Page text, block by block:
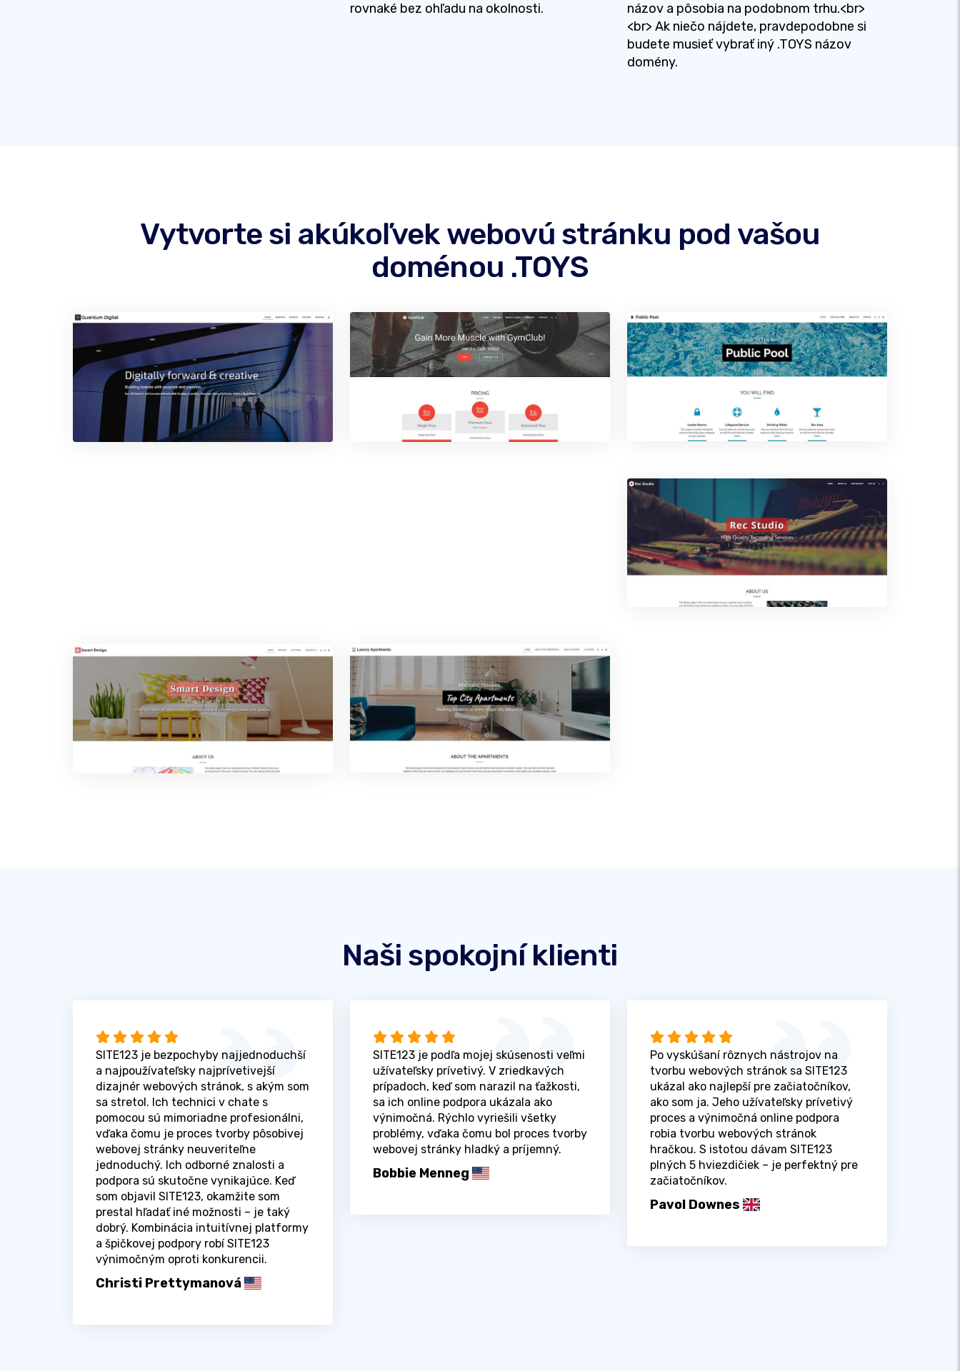
rovnaké bez ohľadu na okolnosti.
názov a pôsobia na podobnom trhu.<br>
<br> Ak niečo nájdete, pravdepodobne si
budete musieť vybrať iný .TOYS názov
domény.
Vytvorte si akúkoľvek webovú stránku pod vašou
doménou .TOYS
Naši spokojní klienti
SITE123 je bezpochyby najjednoduchší
a najpoužívateľsky najprívetivejší
dizajnér webových stránok, s akým som
sa stretol. Ich technici v chate s
pomocou sú mimoriadne profesionálni,
vďaka čomu je proces tvorby pôsobivej
webovej stránky neuveriteľne
jednoduchý. Ich odborné znalosti a
podpora sú skutočne vynikajúce. Keď
som objavil SITE123, okamžite som
prestal hľadať iné možnosti – je taký
dobrý. Kombinácia intuitívnej platformy
a špičkovej podpory robí SITE123
výnimočným oproti konkurencii.
Christi Prettymanová
SITE123 je podľa mojej skúsenosti veľmi
užívateľsky prívetivý. V zriedkavých
prípadoch, keď som narazil na ťažkosti,
sa ich online podpora ukázala ako
výnimočná. Rýchlo vyriešili všetky
problémy, vďaka čomu bol proces tvorby
webovej stránky hladký a príjemný.
Bobbie Menneg
Po vyskúšaní rôznych nástrojov na
tvorbu webových stránok sa SITE123
ukázal ako najlepší pre začiatočníkov,
ako som ja. Jeho užívateľsky prívetivý
proces a výnimočná online podpora
robia tvorbu webových stránok
hračkou. S istotou dávam SITE123
plných 5 hviezdičiek – je perfektný pre
začiatočníkov.
Pavol Downes